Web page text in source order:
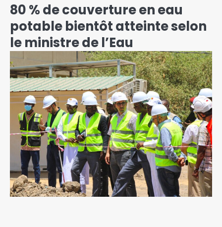
80 % de couverture en eau
potable bientôt atteinte selon
le ministre de l’Eau